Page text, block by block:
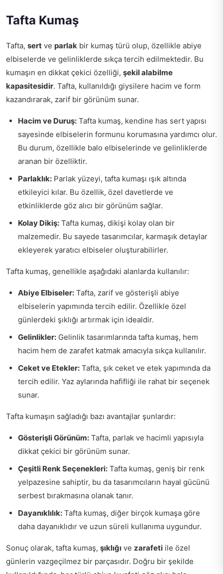
Tafta Kumaş
Tafta, sert ve parlak bir kumaş türü olup, özellikle abiye
elbiselerde ve gelinliklerde sıkça tercih edilmektedir. Bu
kumaşın en dikkat çekici özelliği, şekil alabilme
kapasitesidir. Tafta, kullanıldığı giysilere hacim ve form
kazandırarak, zarif bir görünüm sunar.
Hacim ve Duruş: Tafta kumaş, kendine has sert yapısı
sayesinde elbiselerin formunu korumasına yardımcı olur.
Bu durum, özellikle balo elbiselerinde ve gelinliklerde
aranan bir özelliktir.
Parlaklık: Parlak yüzeyi, tafta kumaşı ışık altında
etkileyici kılar. Bu özellik, özel davetlerde ve
etkinliklerde göz alıcı bir görünüm sağlar.
Kolay Dikiş: Tafta kumaş, dikişi kolay olan bir
malzemedir. Bu sayede tasarımcılar, karmaşık detaylar
ekleyerek yaratıcı elbiseler oluşturabilirler.
Tafta kumaş, genellikle aşağıdaki alanlarda kullanılır:
Abiye Elbiseler: Tafta, zarif ve gösterişli abiye
elbiselerin yapımında tercih edilir. Özellikle özel
günlerdeki şıklığı artırmak için idealdir.
Gelinlikler: Gelinlik tasarımlarında tafta kumaş, hem
hacim hem de zarafet katmak amacıyla sıkça kullanılır.
Ceket ve Etekler: Tafta, şık ceket ve etek yapımında da
tercih edilir. Yaz aylarında hafifliği ile rahat bir seçenek
sunar.
Tafta kumaşın sağladığı bazı avantajlar şunlardır:
Gösterişli Görünüm: Tafta, parlak ve hacimli yapısıyla
dikkat çekici bir görünüm sunar.
Çeşitli Renk Seçenekleri: Tafta kumaş, geniş bir renk
yelpazesine sahiptir, bu da tasarımcıların hayal gücünü
serbest bırakmasına olanak tanır.
Dayanıklılık: Tafta kumaş, diğer birçok kumaşa göre
daha dayanıklıdır ve uzun süreli kullanıma uygundur.
Sonuç olarak, tafta kumaş, şıklığı ve zarafeti ile özel
günlerin vazgeçilmez bir parçasıdır. Doğru bir şekilde